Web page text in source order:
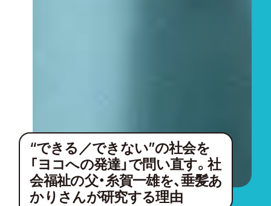
“できる／できない”の社会を
「ヨコへの発達」で問い直す。社
会福祉の父・糸賀一雄を、垂髪あ
かりさんが研究する理由